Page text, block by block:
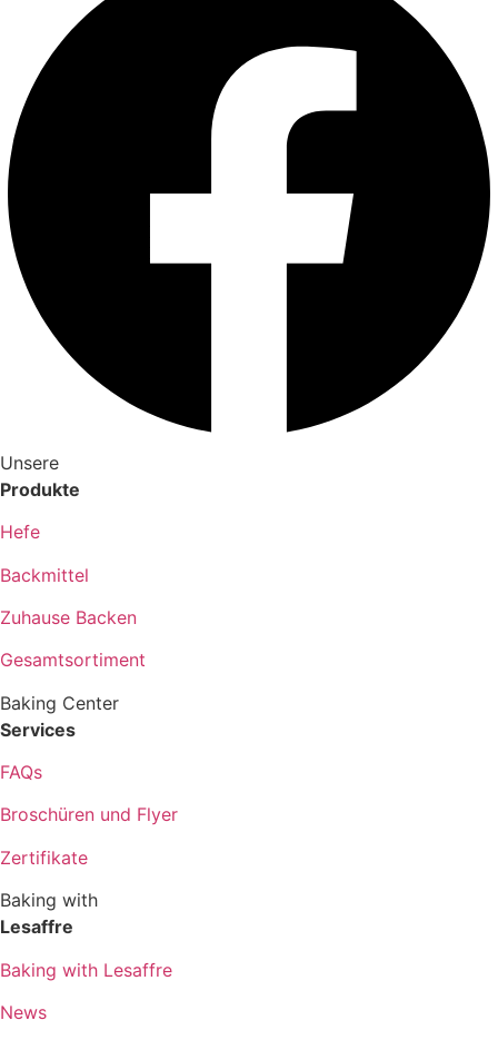
Unsere
Produkte
Hefe
Backmittel
Zuhause Backen
Gesamtsortiment
Baking Center
Services
FAQs
Broschüren und Flyer
Zertifikate
Baking with
Lesaffre
Baking with Lesaffre
News